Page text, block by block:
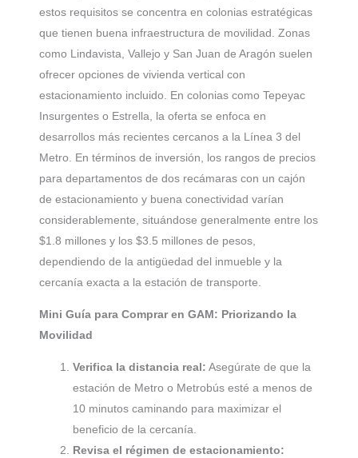
estos requisitos se concentra en colonias estratégicas
que tienen buena infraestructura de movilidad. Zonas
como Lindavista, Vallejo y San Juan de Aragón suelen
ofrecer opciones de vivienda vertical con
estacionamiento incluido. En colonias como Tepeyac
Insurgentes o Estrella, la oferta se enfoca en
desarrollos más recientes cercanos a la Línea 3 del
Metro. En términos de inversión, los rangos de precios
para departamentos de dos recámaras con un cajón
de estacionamiento y buena conectividad varían
considerablemente, situándose generalmente entre los
$1.8 millones y los $3.5 millones de pesos,
dependiendo de la antigüedad del inmueble y la
cercanía exacta a la estación de transporte.
Mini Guía para Comprar en GAM: Priorizando la
Movilidad
Verifica la distancia real: Asegúrate de que la
estación de Metro o Metrobús esté a menos de
10 minutos caminando para maximizar el
beneficio de la cercanía.
Revisa el régimen de estacionamiento: